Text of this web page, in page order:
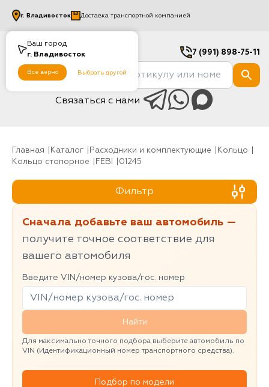
Ваш город
г. Владивосток
Все верно Выбрать другой
г. Владивосток Доставка транспортной компанией
7 (991) 898-75-11
Связаться с нами
Главная Каталог Расходники и комплектующие
Кольцо
Кольцо стопорное
FEBI 01245
Фильтр
Сначала добавьте ваш автомобиль —
получите точное соответствие для
вашего автомобиля
Введите VIN/номер кузова/гос. номер
Найти
Для максимально точного подбора выберите автомобиль по
VIN (Идентификационный номер транспортного средства).
Подбор по модели